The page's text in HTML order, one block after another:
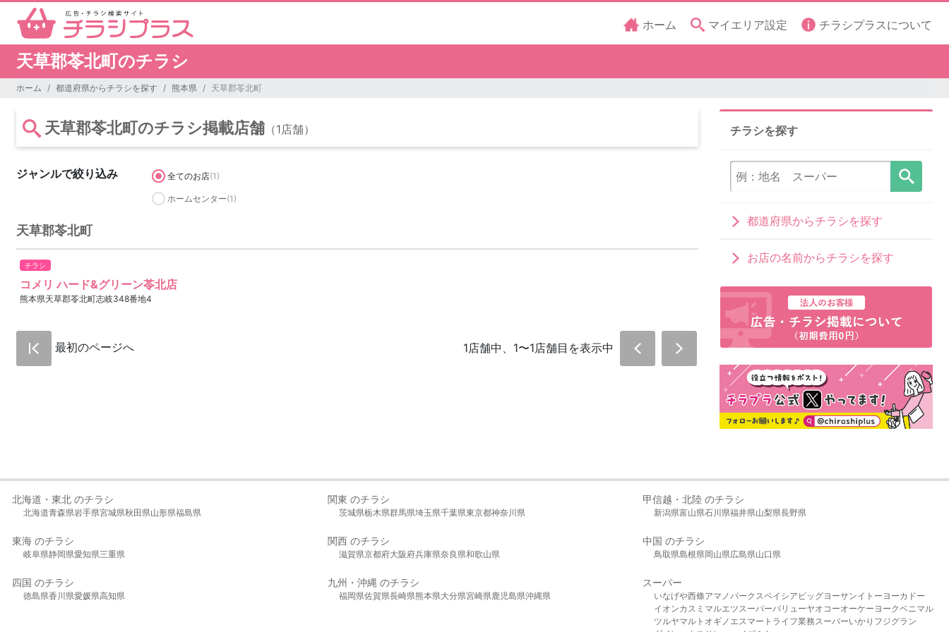
ホーム マイエリア設定 チラシプラスについて
天草郡苓北町のチラシ
ホーム 都道府県からチラシを探す 熊本県 天草郡苓北町
天草郡苓北町のチラシ掲載店舗 （1店舗）
ジャンルで絞り込み 全てのお店(1)
ホームセンター(1)
天草郡苓北町
チラシ
コメリ ハード&グリーン苓北店
熊本県天草郡苓北町志岐348番地4
最初のページへ 1店舗中、1〜1店舗目を表示中
チラシを探す
都道府県からチラシを探す
お店の名前からチラシを探す
北海道・東北 のチラシ
北海道青森県岩手県宮城県秋田県山形県福島県
関東 のチラシ
茨城県栃木県群馬県埼玉県千葉県東京都神奈川県
甲信越・北陸 のチラシ
新潟県富山県石川県福井県山梨県長野県
東海 のチラシ
岐阜県静岡県愛知県三重県
関西 のチラシ
滋賀県京都府大阪府兵庫県奈良県和歌山県
中国 のチラシ
鳥取県島根県岡山県広島県山口県
四国 のチラシ
徳島県香川県愛媛県高知県
九州・沖縄 のチラシ
福岡県佐賀県長崎県熊本県大分県宮崎県 鹿児島県沖縄県
スーパー
いなげや西條アマノパークスベイシア ビッグヨーサンイトーヨーカドー
イオンカスミ マルエツ スーパーバリューヤオコーオーケー ヨークベニマル
ツルヤマルト オギノ エスマート ライフ業務スーパーいかり フジグラン